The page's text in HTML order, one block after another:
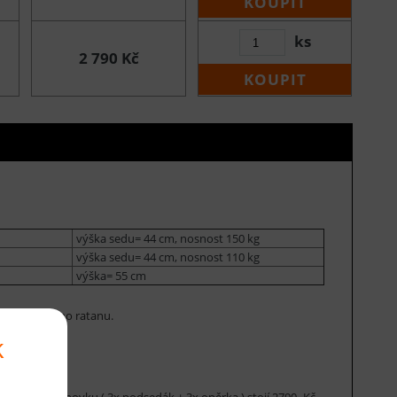
2 790 Kč
ks
KOUPIT
výška sedu= 44 cm, nosnost 150 kg
výška sedu= 44 cm, nosnost 110 kg
výška= 55 cm
z přírodního ratanu.